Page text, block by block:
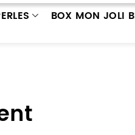
BOX MON JOLI